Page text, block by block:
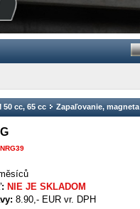
50 cc, 65 cc Zapaľovanie, magneta
NRG39
NIE JE SKLADOM
8.90,- EUR vr. DPH